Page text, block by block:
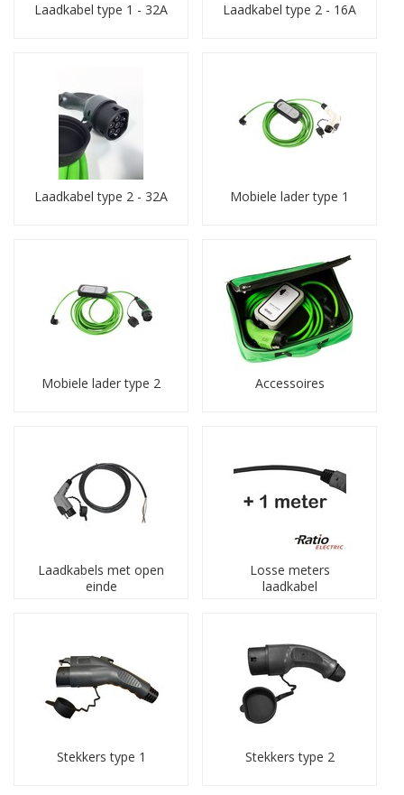
Laadkabel type 1 - 32A Laadkabel type 2 - 16A
Laadkabel type 2 - 32A Mobiele lader type 1
Mobiele lader type 2 Accessoires
Laadkabels met open
einde
Losse meters
laadkabel
Stekkers type 1 Stekkers type 2